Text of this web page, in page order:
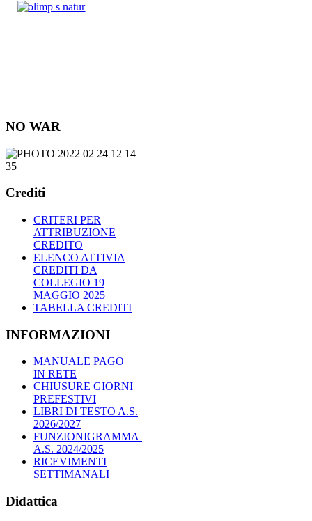
NO WAR
Crediti
CRITERI PER
ATTRIBUZIONE
CREDITO
ELENCO ATTIVIA
CREDITI DA
COLLEGIO 19
MAGGIO 2025
TABELLA CREDITI
INFORMAZIONI
MANUALE PAGO
IN RETE
CHIUSURE GIORNI
PREFESTIVI
LIBRI DI TESTO A.S.
2026/2027
FUNZIONIGRAMMA
A.S. 2024/2025
RICEVIMENTI
SETTIMANALI
Didattica